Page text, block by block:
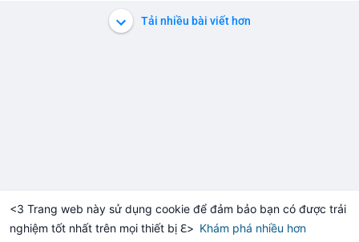
<3 Trang web này sử dụng cookie để đảm bảo bạn có được trải
nghiệm tốt nhất trên mọi thiết bị ℇ> Khám phá nhiều hơn
$1,915.99 +1.03% Solana $73.46 -1.13%
Tải nhiều bài viết hơn